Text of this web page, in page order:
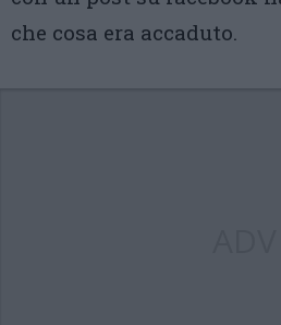
che cosa era accaduto.